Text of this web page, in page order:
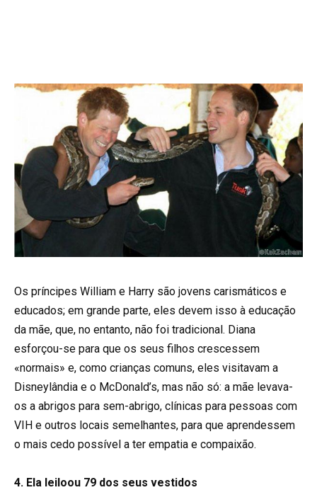
Os príncipes William e Harry são jovens carismáticos e
educados; em grande parte, eles devem isso à educação
da mãe, que, no entanto, não foi tradicional. Diana
esforçou-se para que os seus filhos crescessem
«normais» e, como crianças comuns, eles visitavam a
Disneylândia e o McDonald’s, mas não só: a mãe levava-
os a abrigos para sem-abrigo, clínicas para pessoas com
VIH e outros locais semelhantes, para que aprendessem
o mais cedo possível a ter empatia e compaixão.
4. Ela leiloou 79 dos seus vestidos